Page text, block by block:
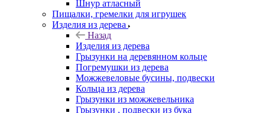
Шнур атласный
Пищалки, гремелки для игрушек
Изделия из дерева
Назад
Изделия из дерева
Грызунки на деревянном кольце
Погремушки из дерева
Можжевеловые бусины, подвески
Кольца из дерева
Грызунки из можжевельника
Грызунки , подвески из бука